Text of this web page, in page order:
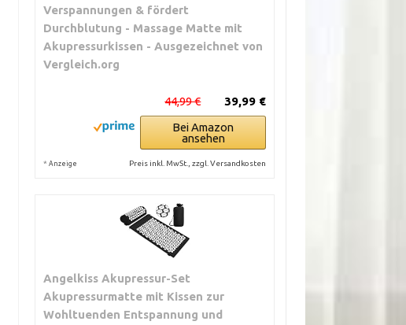
Verspannungen & fördert
Durchblutung - Massage Matte mit
Akupressurkissen - Ausgezeichnet von
Vergleich.org
39,99 €
44,99 €
Bei Amazon
ansehen
* Anzeige Preis inkl. MwSt., zzgl. Versandkosten
Angelkiss Akupressur-Set
Akupressurmatte mit Kissen zur
Wohltuenden Entspannung und